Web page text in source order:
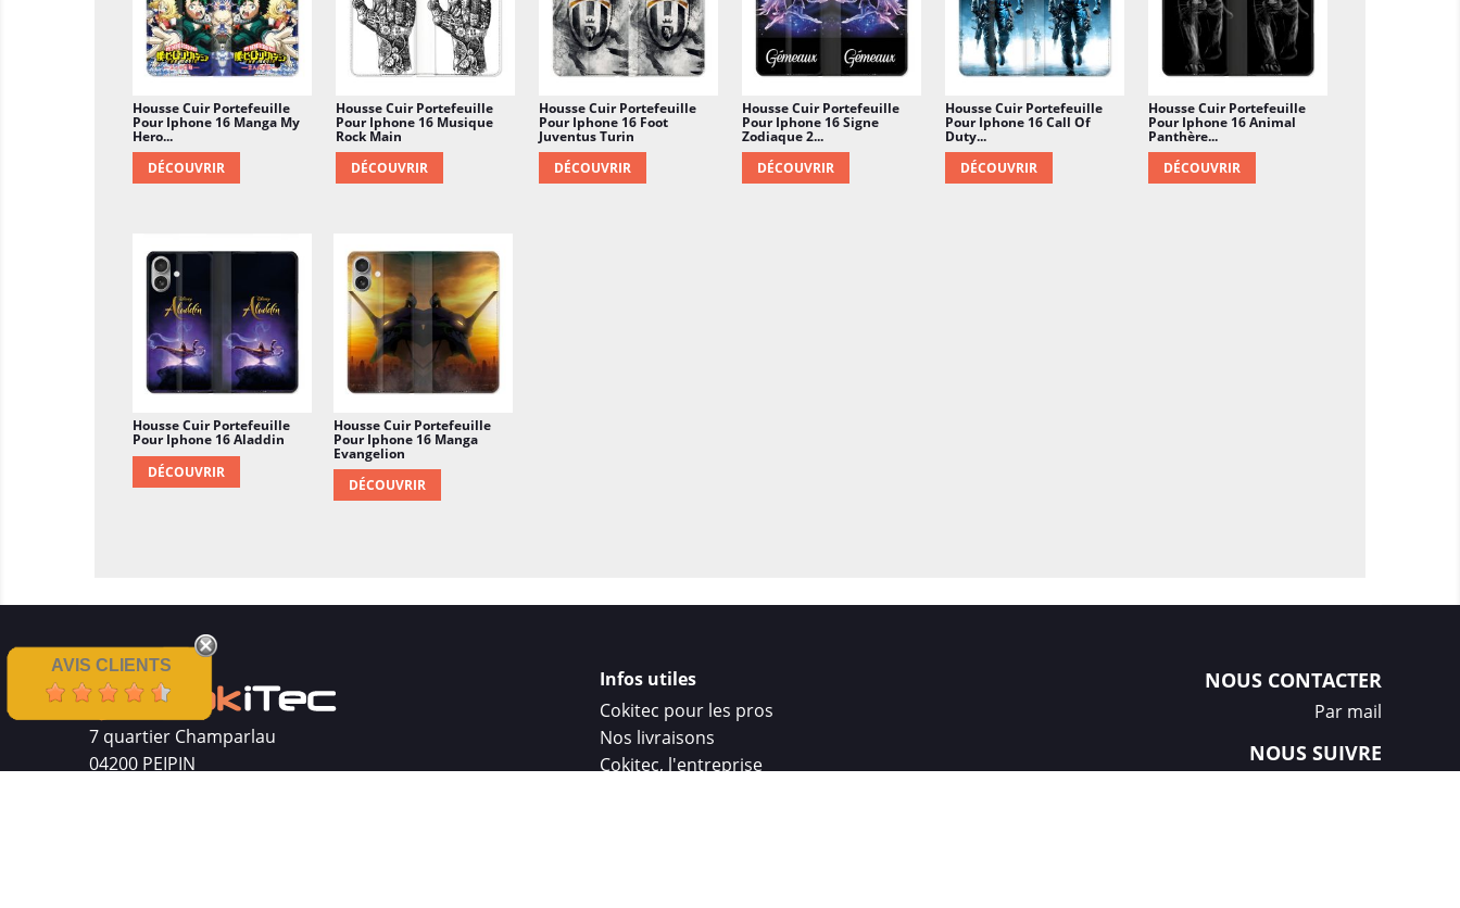
Housse Cuir Portefeuille
Pour Iphone 16 Manga My
Hero...
DÉCOUVRIR
Housse Cuir Portefeuille
Pour Iphone 16 Musique
Rock Main
DÉCOUVRIR
Housse Cuir Portefeuille
Pour Iphone 16 Foot
Juventus Turin
DÉCOUVRIR
Housse Cuir Portefeuille
Pour Iphone 16 Signe
Zodiaque 2...
DÉCOUVRIR
Housse Cuir Portefeuille
Pour Iphone 16 Call Of
Duty...
DÉCOUVRIR
Housse Cuir Portefeuille
Pour Iphone 16 Animal
Panthère...
DÉCOUVRIR
Housse Cuir Portefeuille
Pour Iphone 16 Aladdin
DÉCOUVRIR
Housse Cuir Portefeuille
Pour Iphone 16 Manga
Evangelion
DÉCOUVRIR
7 quartier Champarlau
04200 PEIPIN
Infos utiles
Cokitec pour les pros
Nos livraisons
Cokitec, l'entreprise
NOUS CONTACTER
Par mail
NOUS SUIVRE
AVIS CLIENTS